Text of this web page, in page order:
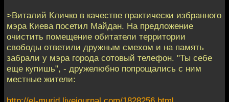
>Виталий Кличко в качестве практически избранного
мэра Киева посетил Майдан. На предложение
очистить помещение обитатели территории
свободы ответили дружным смехом и на память
забрали у мэра города сотовый телефон. "Ты себе
еще купишь", - дружелюбно попрощались с ним
местные жители: